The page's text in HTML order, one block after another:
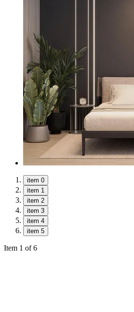
item 0
item 1
item 2
item 3
item 4
item 5
Item 1 of 6